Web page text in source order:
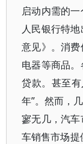
启动内需的
人民银行特
意见》。消费
电器等商品
贷款。甚至
年”。然而，
寥无几，汽
车销售市场